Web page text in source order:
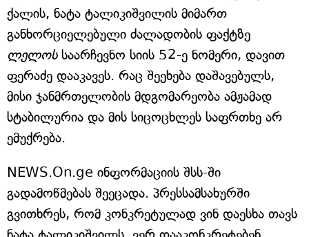
ქალის, ნატა ტალიკიშვილის მიმართ
განხორციელებული ძალადობის ფაქტზე
ლელოსსაარჩევნო სიის 52-ე ნომერი, დავით
ფერაძე დააკავეს. რაც შეეხება დაშავებულს,
მისი ჯანმრთელობის მდგომარეობა ამჟამად
სტაბილურია და მის სიცოცხლეს საფრთხე არ
ემუქრება.
NEWS.On.ge ინფორმაციის შსს-ში
გადამოწმებას შეეცადა. პრესსამსახურში
გვითხრეს, რომ კონკრეტულად ვინ დაესხა თავს